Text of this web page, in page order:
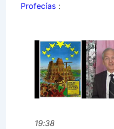
Profecías :
19:38